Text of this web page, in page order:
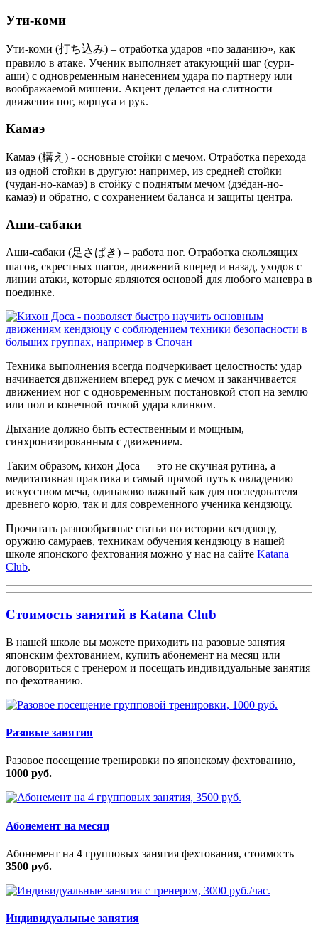
Ути-коми
Ути-коми (打ち込み) – отработка ударов «по заданию», как
правило в атаке. Ученик выполняет атакующий шаг (сури-
аши) с одновременным нанесением удара по партнеру или
воображаемой мишени. Акцент делается на слитности
движения ног, корпуса и рук.
Камаэ
Камаэ (構え) - основные стойки с мечом. Отработка перехода
из одной стойки в другую: например, из средней стойки
(чудан-но-камаэ) в стойку с поднятым мечом (дзёдан-но-
камаэ) и обратно, с сохранением баланса и защиты центра.
Аши-сабаки
Аши-сабаки (足さばき) – работа ног. Отработка скользящих
шагов, скрестных шагов, движений вперед и назад, уходов с
линии атаки, которые являются основой для любого маневра в
поединке.
Техника выполнения всегда подчеркивает целостность: удар
начинается движением вперед рук с мечом и заканчивается
движением ног с одновременным постановкой стоп на землю
или пол и конечной точкой удара клинком.
Дыхание должно быть естественным и мощным,
синхронизированным с движением.
Таким образом, кихон Доса — это не скучная рутина, а
медитативная практика и самый прямой путь к овладению
искусством меча, одинаково важный как для последователя
древнего корю, так и для современного ученика кендзюцу.
Прочитать разнообразные статьи по истории кендзюцу,
оружию самураев, техникам обучения кендзюцу в нашей
школе японского фехтования можно у нас на сайте Katana
Club.
Стоимость занятий в Katana Club
В нашей школе вы можете приходить на разовые занятия
японским фехтованием, купить абонемент на месяц или
договориться с тренером и посещать индивидуальные занятия
по фехотванию.
Разовые занятия
Разовое посещение тренировки по японскому фехтованию,
1000 руб.
Абонемент на месяц
Абонемент на 4 групповых занятия фехтования, стоимость
3500 руб.
Индивидуальные занятия